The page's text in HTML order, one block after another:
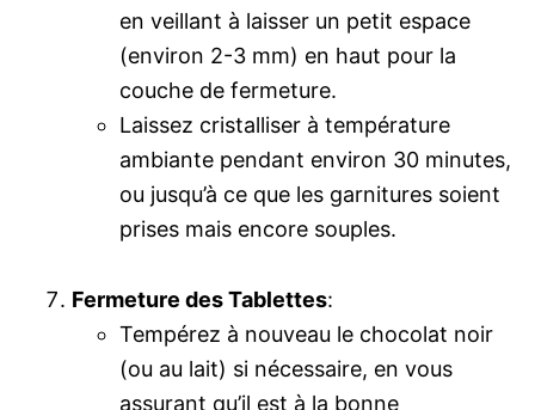
en veillant à laisser un petit espace
(environ 2-3 mm) en haut pour la
couche de fermeture.
Laissez cristalliser à température
ambiante pendant environ 30 minutes,
ou jusqu’à ce que les garnitures soient
prises mais encore souples.
Fermeture des Tablettes:
Tempérez à nouveau le chocolat noir
(ou au lait) si nécessaire, en vous
assurant qu’il est à la bonne